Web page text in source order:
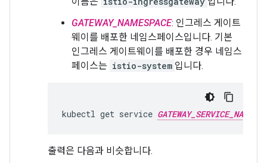
GATEWAY_NAMESPACE: 인그레스 게이트
웨이를 배포한 네임스페이스입니다. 기본
인그레스 게이트웨이를 배포한 경우 네임스
페이스는 istio-system 입니다.
kubectl get service GATEWAY_SERVICE_NAME
출력은 다음과 비슷합니다.